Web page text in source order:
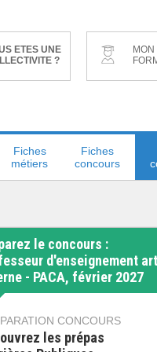
ETES UNE
?
Fiches
métiers
Fiches
concours
le concours :
d'enseignement
- PACA, février 2027
CONCOURS
les prépas